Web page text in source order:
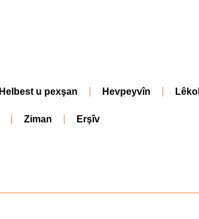
Helbest u pexşan Hevpeyvîn
Ziman Erşîv